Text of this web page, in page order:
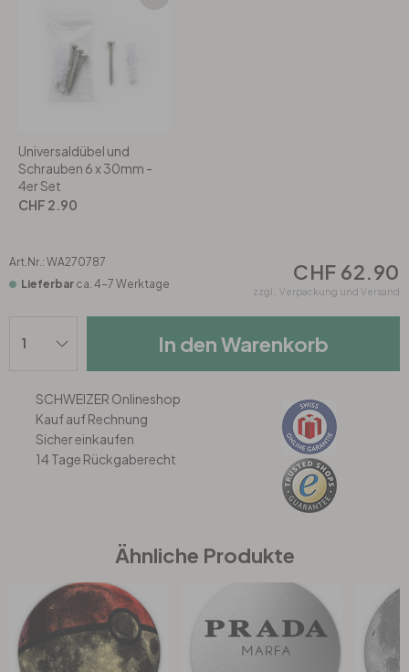
Wohnzimmer
Kinderzimmer
Küche
Jugendzimmer
Wohnzimmer
Kinderzimmer
Bad
Küche
Tapeten Grün
Tapeten Türkis
Tapeten Lila & Violett
Wohnzimmer
Küche
Büro
Eingangsbereich
Universaldübel und
Schrauben 6 x 30mm -
4er Set
CHF 2.90
Art.Nr.: WA270787
Lieferbar ca. 4-7 Werktage CHF 62.90
zzgl. Verpackung und Versand
In den Warenkorb
SCHWEIZER Onlineshop
Kauf auf Rechnung
Sicher einkaufen
14 Tage Rückgaberecht
Ähnliche Produkte